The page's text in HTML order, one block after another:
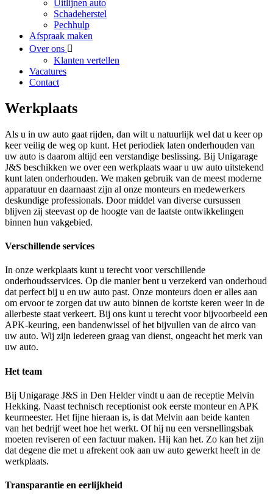
Uitlijnen auto
Schadeherstel
Pechhulp
Afspraak maken
Over ons
Klanten vertellen
Vacatures
Contact
Werkplaats
Als u in uw auto gaat rijden, dan wilt u natuurlijk wel dat u keer op
keer veilig de weg op kunt. Het periodiek laten onderhouden van
uw auto is daarom altijd een verstandige beslissing. Bij Unigarage
J&S beschikken we over een werkplaats waar u uw auto uitstekend
kunt laten onderhouden. We maken gebruik van de meest moderne
apparatuur en daarnaast zijn al onze monteurs en medewerkers
deskundige professionals. Door middel van diverse cursussen
blijven zij steevast op de hoogte van de laatste ontwikkelingen
binnen hun vakgebied.
Verschillende services
In onze werkplaats kunt u terecht voor verschillende
onderhoudsservices. Op die manier bent u verzekerd van onderhoud
dat perfect bij u en uw auto past. Onze monteurs doen er alles aan
om ervoor te zorgen dat uw auto binnen de kortste keren weer in de
allerbeste staat verkeert. Bij ons kunt u terecht voor bijvoorbeeld een
APK-keuring, een bandenwissel of het bijvullen van de airco van
uw auto. Wij zijn iedereen graag van dienst, ongeacht het merk van
uw auto.
Het team
Bij Unigarage J&S in Den Helder vindt u aan de receptie Melvin
Hekking. Naast technisch receptionist ook eerste monteur en APK
keurmeester. Het fijne hieraan is, is dat Melvin aan beide kanten
van het bedrijf weet hoe het werkt. Of hij nu een versnellingsbak
moeten reviseren of een factuur maken. Hij kan het. Zo kan het zijn
dat degene die met u afrekent ook aan uw auto gewerkt heeft in de
werkplaats.
Transparantie en eerlijkheid